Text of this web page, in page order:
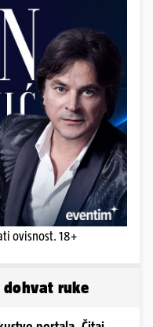
ovisnost. 18+
dohvat ruke